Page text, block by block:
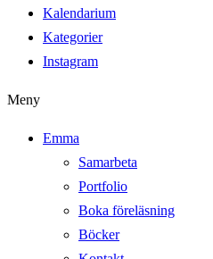
Kalendarium
Kategorier
Instagram
Meny
Emma
Samarbeta
Portfolio
Boka föreläsning
Böcker